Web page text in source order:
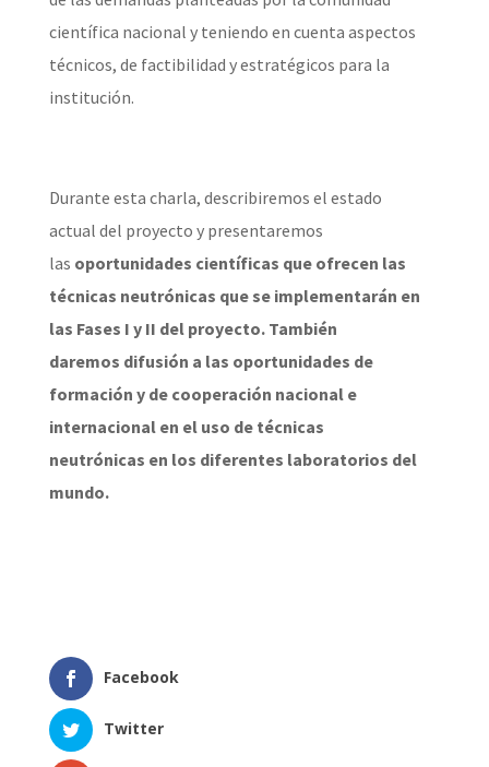
científica nacional y teniendo en cuenta aspectos
técnicos, de factibilidad y estratégicos para la
institución.
Durante esta charla, describiremos el estado
actual del proyecto y presentaremos
las oportunidades científicas que ofrecen las
técnicas neutrónicas que se implementarán en
las Fases I y II del proyecto. También
daremos difusión a las oportunidades de
formación y de cooperación nacional e
internacional en el uso de técnicas
neutrónicas en los diferentes laboratorios del
mundo.
Facebook
Twitter